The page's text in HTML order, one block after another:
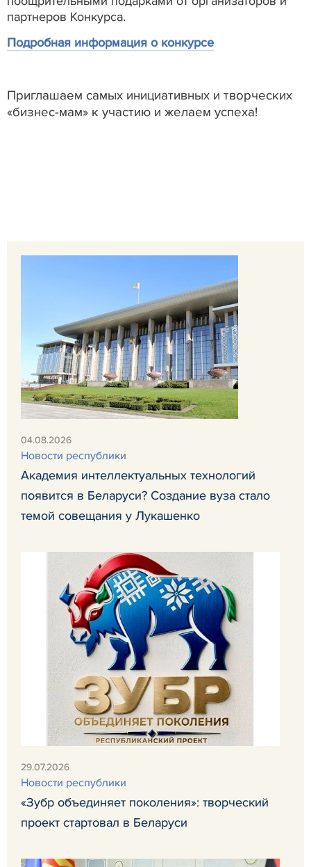
партнеров Конкурса.
Подробная информация о конкурсе
Приглашаем самых инициативных и творческих
«бизнес-мам» к участию и желаем успеха!
04.08.2026
Новости республики
Академия интеллектуальных технологий
появится в Беларуси? Создание вуза стало
темой совещания у Лукашенко
29.07.2026
Новости республики
«Зубр объединяет поколения»: творческий
проект стартовал в Беларуси